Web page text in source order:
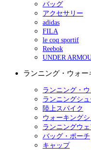
バッグ
アクセサリー
adidas
FILA
le coq sportif
Reebok
UNDER
ランニング・ウォー
ランニング・
ランニングシ
陸上スパイク
ウォーキング
ランニングウェ
バッグ・ポーチ
キャップ